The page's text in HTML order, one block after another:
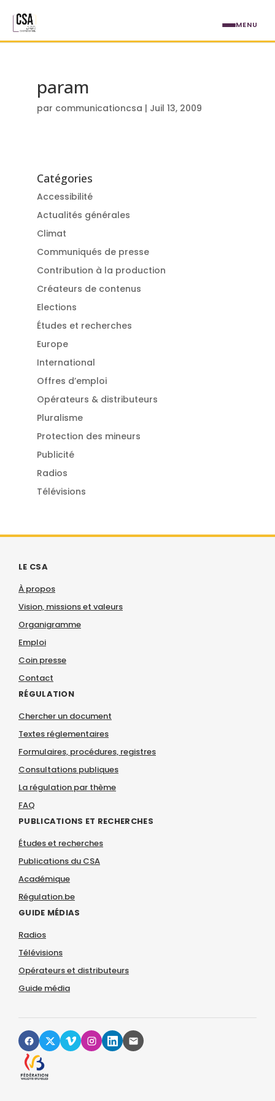
param
par communicationcsa | Juil 13, 2009
Catégories
Accessibilité
Actualités générales
Climat
Communiqués de presse
Contribution à la production
Créateurs de contenus
Elections
Études et recherches
Europe
International
Offres d’emploi
Opérateurs & distributeurs
Pluralisme
Protection des mineurs
Publicité
Radios
Télévisions
LE CSA
À propos
Vision, missions et valeurs
Organigramme
Emploi
Coin presse
Contact
RÉGULATION
Chercher un document
Textes réglementaires
Formulaires, procédures, registres
Consultations publiques
La régulation par thème
FAQ
PUBLICATIONS ET RECHERCHES
Études et recherches
Publications du CSA
Académique
Régulation.be
GUIDE MÉDIAS
Radios
Télévisions
Opérateurs et distributeurs
Guide média
MENU